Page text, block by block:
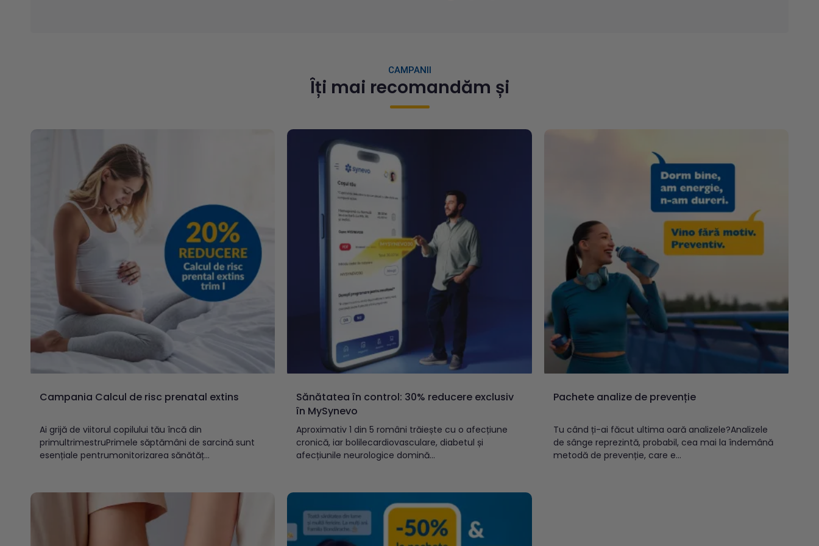
CAMPANII
Îți mai recomandăm și
Campania Calcul de risc prenatal extins
Ai grijă de viitorul copilului tău încă din
primultrimestruPrimele săptămâni de sarcină sunt
esențiale pentrumonitorizarea sănătăț...
Sănătatea în control: 30% reducere exclusiv
în MySynevo
Aproximativ 1 din 5 români trăiește cu o afecțiune
cronică, iar bolilecardiovasculare, diabetul și
afecțiunile neurologice domină...
Pachete analize de prevenție
Tu când ți-ai făcut ultima oară analizele?Analizele
de sânge reprezintă, probabil, cea mai la îndemână
metodă de prevenție, care e...